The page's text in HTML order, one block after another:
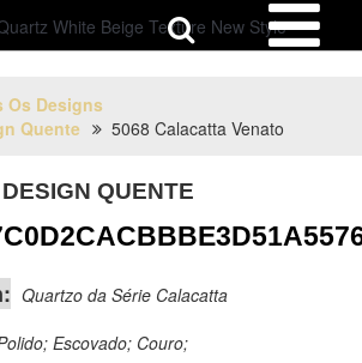
Os Designs
Quente
5068 Calacatta Venato
QUENTE
Quartzo da Série Calacatta
Escovado; Couro;